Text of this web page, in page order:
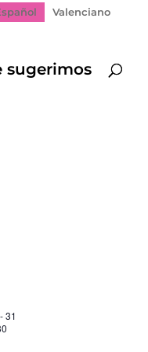
Valenciano
sugerimos
-31